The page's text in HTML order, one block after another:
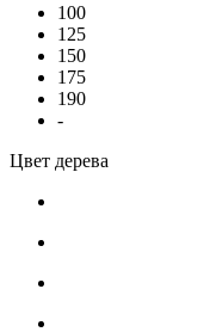
100
125
150
175
190
-
Цвет дерева